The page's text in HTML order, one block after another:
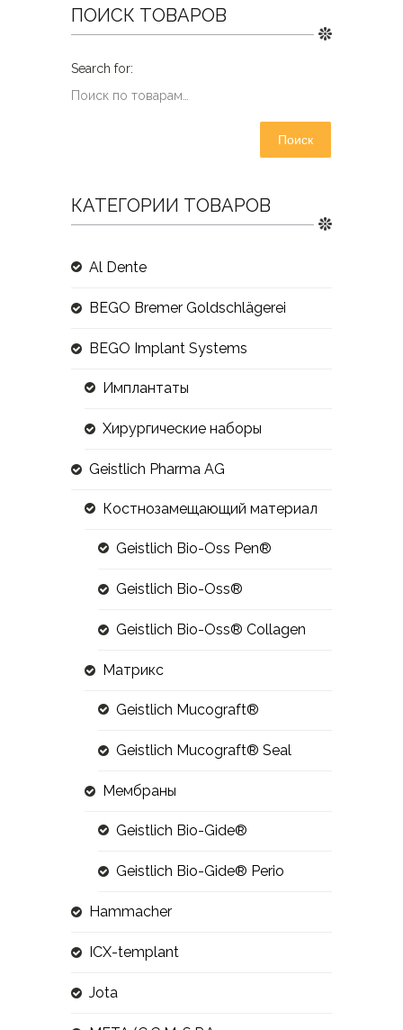
ПОИСК ТОВАРОВ
Поиск
КАТЕГОРИИ ТОВАРОВ
Al Dente
BEGO Bremer Goldschlägerei
BEGO Implant Systems
Имплантаты
Хирургические наборы
Geistlich Pharma AG
Костнозамещающий материал
Geistlich Bio-Oss Pen®
Geistlich Bio-Oss®
Geistlich Bio-Oss® Collagen
Матрикс
Geistlich Mucograft®
Geistlich Mucograft® Seal
Мембраны
Geistlich Bio-Gide®
Geistlich Bio-Gide® Perio
Hammacher
ICX-templant
Jota